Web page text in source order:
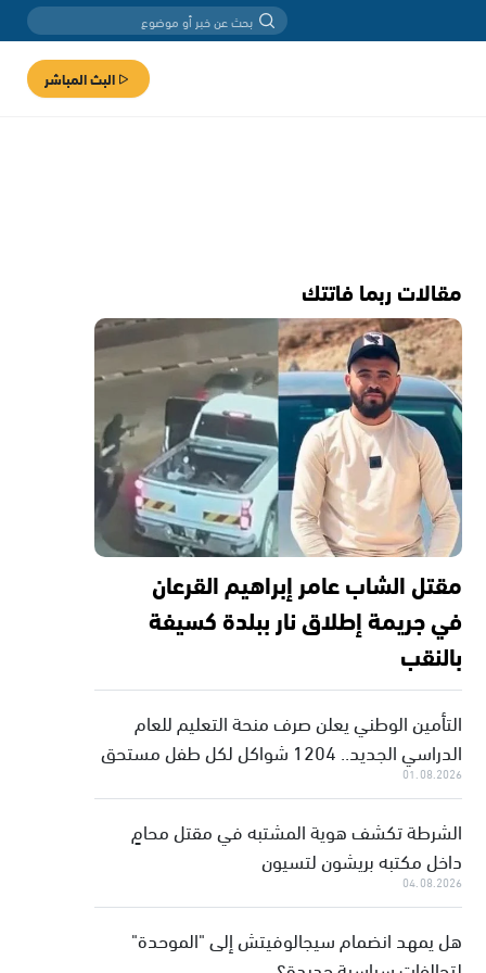
البث المباشر
مقالات ربما فاتتك
مقتل الشاب عامر إبراهيم القرعان
في جريمة إطلاق نار ببلدة كسيفة
بالنقب
التأمين الوطني يعلن صرف منحة التعليم للعام
الدراسي الجديد.. 1204 شواكل لكل طفل مستحق
01.08.2026
الشرطة تكشف هوية المشتبه في مقتل محامٍ
داخل مكتبه بريشون لتسيون
04.08.2026
هل يمهد انضمام سيجالوفيتش إلى "الموحدة"